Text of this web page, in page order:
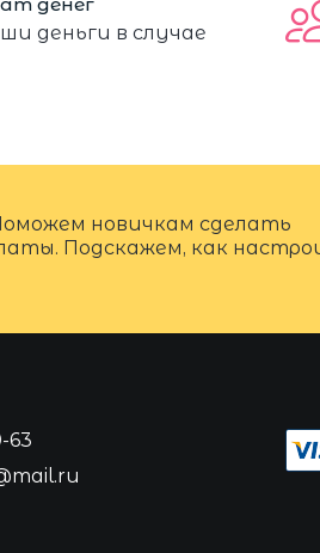
деньги в случае
новичкам сделать
Подскажем, как
63